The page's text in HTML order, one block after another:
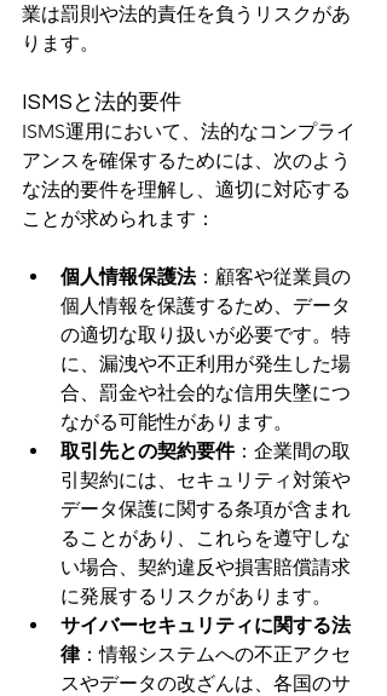
業は罰則や法的責任を負うリスクがあ
ります。
ISMSと法的要件
ISMS運用において、法的なコンプライ
アンスを確保するためには、次のよう
な法的要件を理解し、適切に対応する
ことが求められます：
個人情報保護法：顧客や従業員の
個人情報を保護するため、データ
の適切な取り扱いが必要です。特
に、漏洩や不正利用が発生した場
合、罰金や社会的な信用失墜につ
ながる可能性があります。
取引先との契約要件：企業間の取
引契約には、セキュリティ対策や
データ保護に関する条項が含まれ
ることがあり、これらを遵守しな
い場合、契約違反や損害賠償請求
に発展するリスクがあります。
サイバーセキュリティに関する法
律：情報システムへの不正アクセ
スやデータの改ざんは、各国のサ